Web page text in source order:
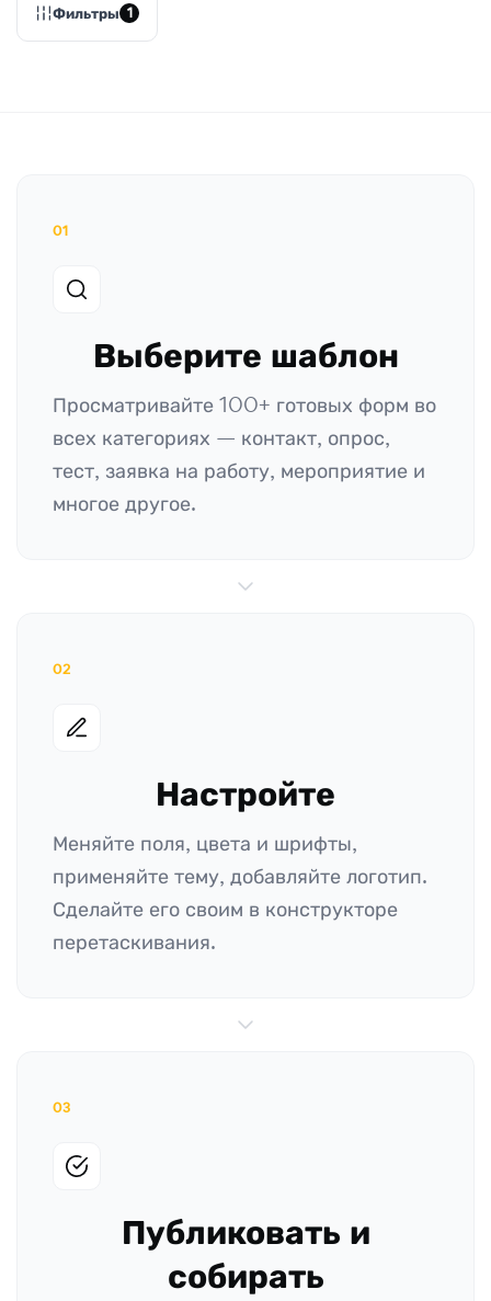
Фильтры 1
01
Выберите шаблон
Просматривайте 100+ готовых форм во
всех категориях — контакт, опрос,
тест, заявка на работу, мероприятие и
многое другое.
02
Настройте
Меняйте поля, цвета и шрифты,
применяйте тему, добавляйте логотип.
Сделайте его своим в конструкторе
перетаскивания.
03
Публиковать и
собирать